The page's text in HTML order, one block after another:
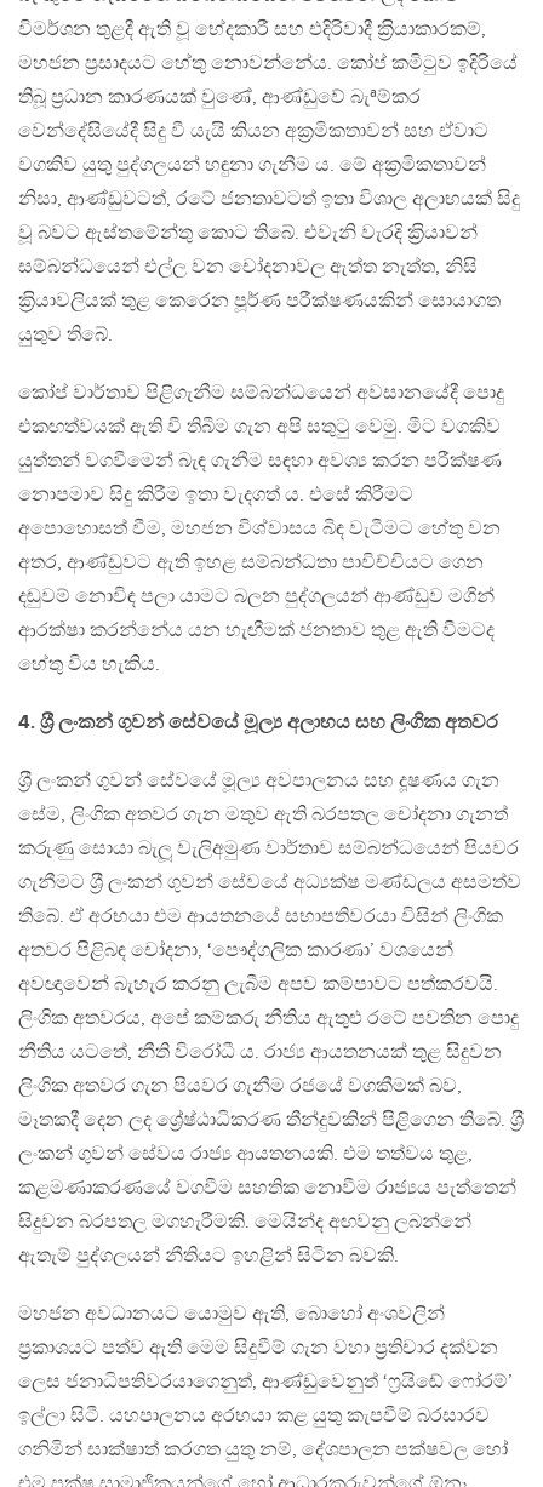
විමර්ශන තුළදී ඇති වූ භේදකාරී සහ එදිරිවාදී ක‍්‍රියාකාරකම්,
මහජන ප‍්‍රසාදයට හේතු නොවන්නේය. කෝප් කමිටුව ඉදිරියේ
තිබූ ප‍්‍රධාන කාරණයක් වුණේ, ආණ්ඩුවේ බැªම්කර
වෙන්දේසියේදී සිදු වී යැයි කියන අක‍්‍රමිකතාවන් සහ ඒවාට
වගකිව යුතු පුද්ගලයන් හඳුනා ගැනීම ය. මේ අක‍්‍රමිකතාවන්
නිසා, ආණ්ඩුවටත්, රටේ ජනතාවටත් ඉතා විශාල අලාභයක් සිදු
වූ බවට ඇස්තමේන්තු කොට තිබේ. එවැනි වැරදි ක‍්‍රියාවන්
සම්බන්ධයෙන් එල්ල වන චෝදනාවල ඇත්ත නැත්ත, නිසි
ක‍්‍රියාවලියක් තුළ කෙරෙන පූර්ණ පරීක්ෂණයකින් සොයාගත
යුතුව තිබේ.
කෝප් වාර්තාව පිළිගැනීම සම්බන්ධයෙන් අවසානයේදී පොදු
එකඟත්වයක් ඇති වී තිබීම ගැන අපි සතුටු වෙමු. මීට වගකිව
යුත්තන් වගවීමෙන් බැඳ ගැනීම සඳහා අවශ්‍ය කරන පරීක්ෂණ
නොපමාව සිදු කිරීම ඉතා වැදගත් ය. එසේ කිරීමට
අපොහොසත් වීම, මහජන විශ්වාසය බිඳ වැටීමට හේතු වන
අතර, ආණ්ඩුවට ඇති ඉහළ සම්බන්ධතා පාවිච්චියට ගෙන
දඬුවම් නොවිඳ පලා යාමට බලන පුද්ගලයන් ආණ්ඩුව මගින්
ආරක්ෂා කරන්නේය යන හැඟීමක් ජනතාව තුළ ඇති වීමටද
හේතු විය හැකිය.
4. ශ‍්‍රී ලංකන් ගුවන් සේවයේ මූල්‍ය අලාභය සහ ලිංගික අතවර
ශ‍්‍රී ලංකන් ගුවන් සේවයේ මූල්‍ය අවපාලනය සහ දූෂණය ගැන
සේම, ලිංගික අතවර ගැන මතුව ඇති බරපතල චෝදනා ගැනත්
කරුණු සොයා බැලූ වැලිඅමුණ වාර්තාව සම්බන්ධයෙන් පියවර
ගැනීමට ශ‍්‍රී ලංකන් ගුවන් සේවයේ අධ්‍යක්ෂ මණ්ඩලය අසමත්ව
තිබේ. ඒ අරභයා එම ආයතනයේ සභාපතිවරයා විසින් ලිංගික
අතවර පිළිබඳ චෝදනා, ‘පෞද්ගලික කාරණා’ වශයෙන්
අවඥාවෙන් බැහැර කරනු ලැබීම අපව කම්පාවට පත්කරවයි.
ලිංගික අතවරය, අපේ කම්කරු නීතිය ඇතුළු රටේ පවතින පොදු
නීතිය යටතේ, නීති විරෝධී ය. රාජ්‍ය ආයතනයක් තුළ සිදුවන
ලිංගික අතවර ගැන පියවර ගැනීම රජයේ වගකීමක් බව,
මෑතකදී දෙන ලද ශ්‍රේෂ්ඨාධිකරණ තීන්දුවකින් පිළිගෙන තිබේ. ශ‍්‍රී
ලංකන් ගුවන් සේවය රාජ්‍ය ආයතනයකි. එම තත්වය තුළ,
කළමණාකරණයේ වගවීම සහතික නොවීම රාජ්‍යය පැත්තෙන්
සිදුවන බරපතල මගහැරීමකි. මෙයින්ද අඟවනු ලබන්නේ
ඇතැම් පුද්ගලයන් නීතියට ඉහළින් සිටින බවකි.
මහජන අවධානයට යොමුව ඇති, බොහෝ අංශවලින්
ප‍්‍රකාශයට පත්ව ඇති මෙම සිදුවීම් ගැන වහා ප‍්‍රතිචාර දක්වන
ලෙස ජනාධිපතිවරයාගෙනුත්, ආණ්ඩුවෙනුත් ‘ෆ‍්‍රයිඬේ ෆෝරම්’
ඉල්ලා සිටී. යහපාලනය අරභයා කළ යුතු කැපවීම් බරසාරව
ගනිමින් සාක්ෂාත් කරගත යුතු නම්, දේශපාලන පක්ෂවල හෝ